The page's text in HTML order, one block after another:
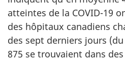
atteintes de la COVID-19
des hôpitaux canadiens
des sept derniers jours
875 se trouvaient dans